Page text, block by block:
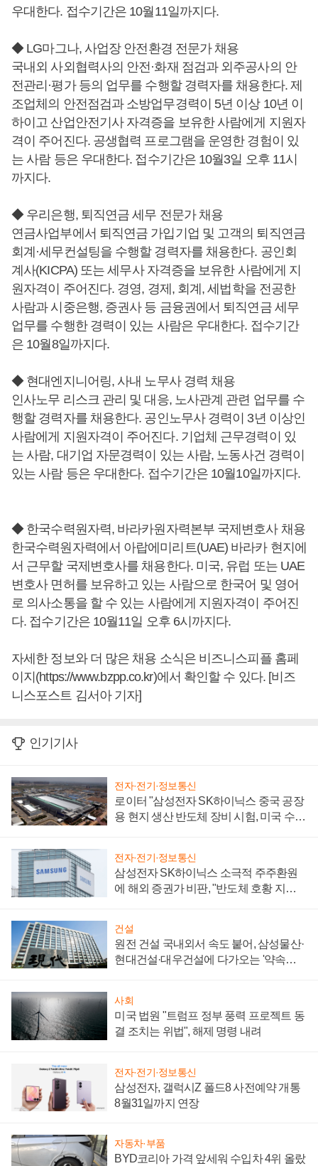
우대한다. 접수기간은 10월11일까지다.
◆ LG마그나, 사업장 안전환경 전문가 채용
국내외 사외협력사의 안전·화재 점검과 외주공사의 안
전관리·평가 등의 업무를 수행할 경력자를 채용한다. 제
조업체의 안전점검과 소방업무경력이 5년 이상 10년 이
하이고 산업안전기사 자격증을 보유한 사람에게 지원자
격이 주어진다. 공생협력 프로그램을 운영한 경험이 있
는 사람 등은 우대한다. 접수기간은 10월3일 오후 11시
까지다.
◆ 우리은행, 퇴직연금 세무 전문가 채용
연금사업부에서 퇴직연금 가입기업 및 고객의 퇴직연금
회계·세무컨설팅을 수행할 경력자를 채용한다. 공인회
계사(KICPA) 또는 세무사 자격증을 보유한 사람에게 지
원자격이 주어진다. 경영, 경제, 회계, 세법학을 전공한
사람과 시중은행, 증권사 등 금융권에서 퇴직연금 세무
업무를 수행한 경력이 있는 사람은 우대한다. 접수기간
은 10월8일까지다.
◆ 현대엔지니어링, 사내 노무사 경력 채용
인사노무 리스크 관리 및 대응, 노사관계 관련 업무를 수
행할 경력자를 채용한다. 공인노무사 경력이 3년 이상인
사람에게 지원자격이 주어진다. 기업체 근무경력이 있
는 사람, 대기업 자문경력이 있는 사람, 노동사건 경력이
있는 사람 등은 우대한다. 접수기간은 10월10일까지다.
◆ 한국수력원자력, 바라카원자력본부 국제변호사 채용
한국수력원자력에서 아랍에미리트(UAE) 바라카 현지에
서 근무할 국제변호사를 채용한다. 미국, 유럽 또는 UAE
변호사 면허를 보유하고 있는 사람으로 한국어 및 영어
로 의사소통을 할 수 있는 사람에게 지원자격이 주어진
다. 접수기간은 10월11일 오후 6시까지다.
자세한 정보와 더 많은 채용 소식은 비즈니스피플 홈페
이지(https://www.bzpp.co.kr)에서 확인할 수 있다. [비즈
니스포스트 김서아 기자]
인기기사
전자·전기·정보통신
로이터 "삼성전자 SK하이닉스 중국 공장
용 현지 생산 반도체 장비 시험, 미국 수출
전자·전기·정보통신
삼성전자 SK하이닉스 소극적 주주환원
에 해외 증권가 비판, "반도체 호황 지속
건설
원전 건설 국내외서 속도 붙어, 삼성물산·
현대건설·대우건설에 다가오는 '약속의
사회
미국 법원 "트럼프 정부 풍력 프로젝트 동
결 조치는 위법", 해제 명령 내려
전자·전기·정보통신
삼성전자, 갤럭시Z 폴드8 사전예약 개통
8월31일까지 연장
자동차·부품
BYD코리아 가격 앞세워 수입차 4위 올랐